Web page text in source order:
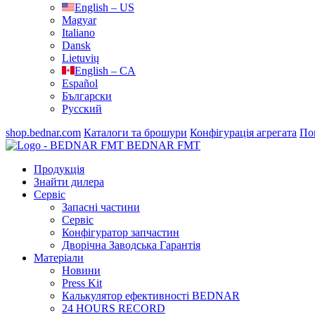
English – US
Magyar
Italiano
Dansk
Lietuvių
English – CA
Español
Български
Русский
shop.bednar.com Каталоги та брошури Конфігурація агрегата
BEDNAR FMT
Продукція
Знайти дилера
Сервіс
Запасні частини
Сервіс
Конфігуратор запчастин
Дворічна Заводська Гарантія
Матеріали
Новини
Press Kit
Калькулятор ефективності BEDNAR
24 HOURS RECORD